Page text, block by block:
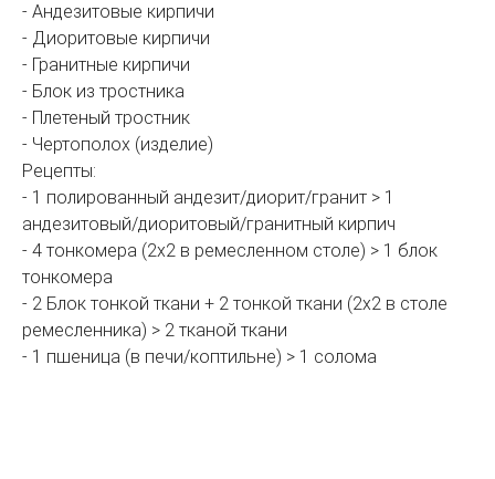
- Андезитовые кирпичи
- Диоритовые кирпичи
- Гранитные кирпичи
- Блок из тростника
- Плетеный тростник
- Чертополох (изделие)
Рецепты:
- 1 полированный андезит/диорит/гранит > 1
андезитовый/диоритовый/гранитный кирпич
- 4 тонкомера (2x2 в ремесленном столе) > 1 блок
тонкомера
- 2 Блок тонкой ткани + 2 тонкой ткани (2х2 в столе
ремесленника) > 2 тканой ткани
- 1 пшеница (в печи/коптильне) > 1 солома